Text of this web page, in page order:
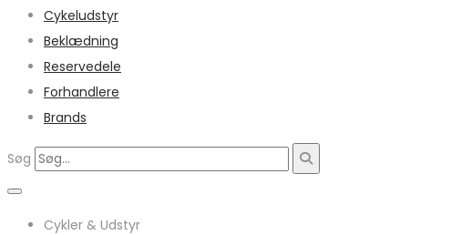
Cykeludstyr
Beklædning
Reservedele
Forhandlere
Brands
Søg
Cykler & Udstyr